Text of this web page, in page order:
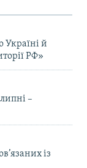
Україні й
РФ»
–
із